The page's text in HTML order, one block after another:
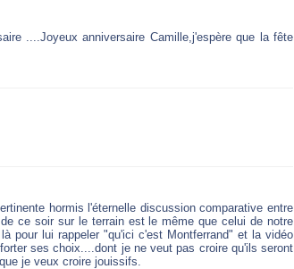
....Joyeux anniversaire Camille,j'espère que la fête
hormis l'éternelle discussion comparative entre
ce soir sur le terrain est le même que celui de notre
pour lui rappeler "qu'ici c'est Montferrand" et la vidéo
ses choix....dont je ne veut pas croire qu'ils seront
je veux croire jouissifs.